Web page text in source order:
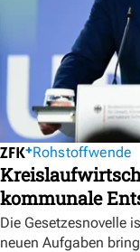
Rohstoffwende
kommunale
Die Gesetzesnovelle
neuen Aufgaben